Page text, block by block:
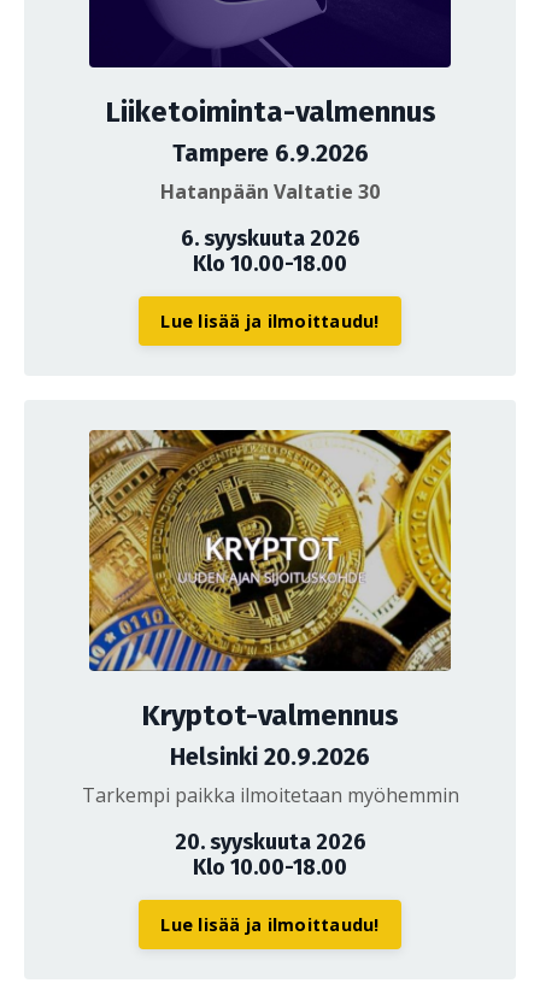
Liiketoiminta-valmennus
Tampere 6.9.2026
Hatanpään Valtatie 30
6. syyskuuta 2026
Klo 10.00-18.00
Lue lisää ja ilmoittaudu!
Kryptot-valmennus
Helsinki 20.9.2026
Tarkempi paikka ilmoitetaan myöhemmin
20. syyskuuta 2026
Klo 10.00-18.00
Lue lisää ja ilmoittaudu!